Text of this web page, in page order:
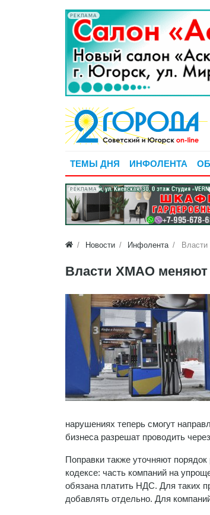
РЕКЛАМА
ТЕМЫ ДНЯ ИНФОЛЕНТА
РЕКЛАМА
Новости Инфолента
Власти ХМАО меняют
нарушениях теперь смогут
бизнеса разрешат проводить
Поправки также уточняют
кодексе: часть компаний на
обязана платить НДС. Для таких
добавлять отдельно. Для